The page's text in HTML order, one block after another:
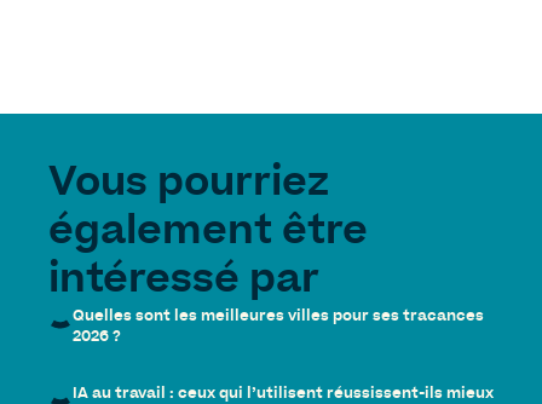
Vous pourriez
également être
intéressé par
Quelles sont les meilleures villes pour ses tracances
2026 ?
IA au travail : ceux qui l’utilisent réussissent-ils mieux